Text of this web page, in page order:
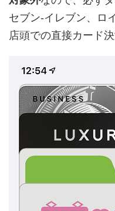
セブン-イレブン、ロ
店頭での直接カード決